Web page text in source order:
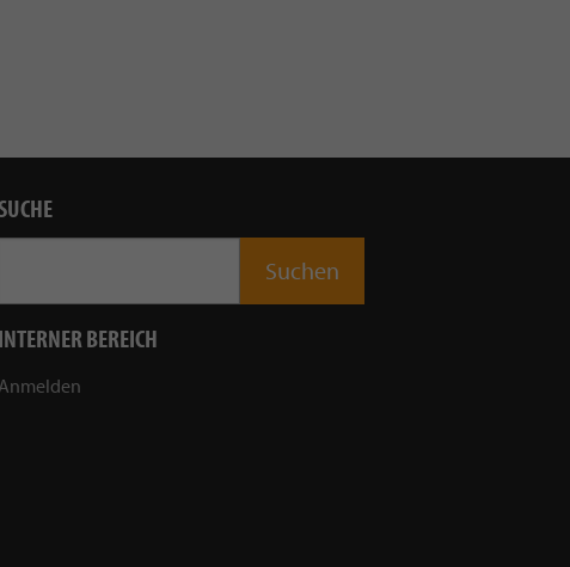
INTERNER BEREICH
Anmelden